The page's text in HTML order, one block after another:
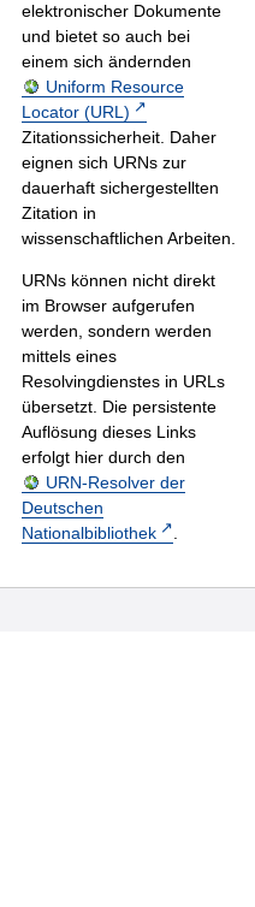
elektronischer Dokumente
und bietet so auch bei
einem sich ändernden
Uniform Resource
Locator (URL)
Zitationssicherheit. Daher
eignen sich URNs zur
dauerhaft sichergestellten
Zitation in
wissenschaftlichen Arbeiten.
URNs können nicht direkt
im Browser aufgerufen
werden, sondern werden
mittels eines
Resolvingdienstes in URLs
übersetzt. Die persistente
Auflösung dieses Links
erfolgt hier durch den
URN-Resolver der
Deutschen
Nationalbibliothek
.